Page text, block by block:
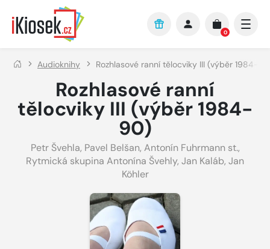
Přejít na hlavní obsah
0
Audioknihy Rozhlasové ranní tělocviky III (výběr 1984-
Rozhlasové ranní
tělocviky III (výběr 1984-
90)
Petr Švehla, Pavel Belšan, Antonín Fuhrmann st.,
Rytmická skupina Antonína Švehly, Jan Kaláb, Jan
Köhler